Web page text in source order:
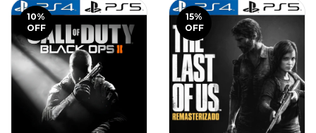
10%
OFF
15%
OFF